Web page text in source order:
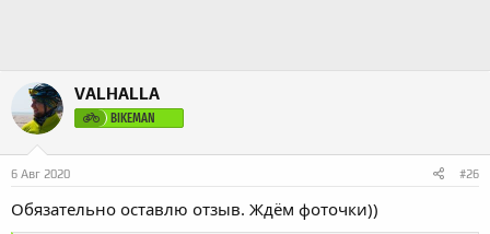
VALHALLA
BIKEMAN
6 Авг 2020 #26
Обязательно оставлю отзыв. Ждём фоточки))